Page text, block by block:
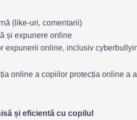
(like-uri, comentarii)
și expunere online
expunerii online, inclusiv
și eficientă cu copilul